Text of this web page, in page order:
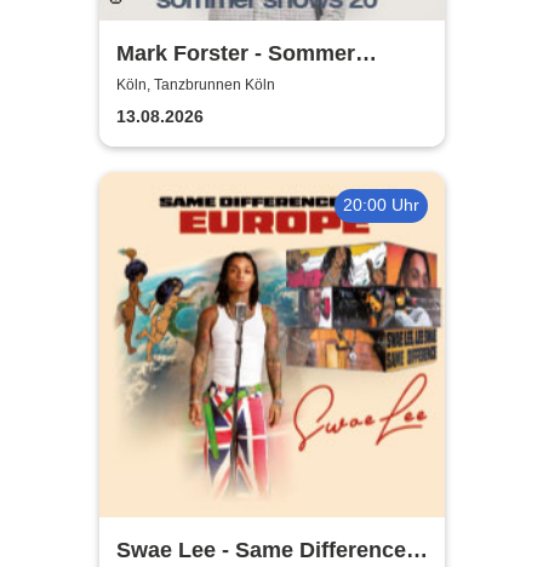
Mark Forster - Sommer
Shows 2026
Köln, Tanzbrunnen Köln
13.08.2026
20:00 Uhr
Swae Lee - Same Difference